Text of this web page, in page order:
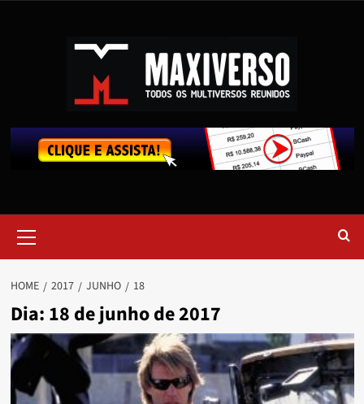
HOME 2017 JUNHO 18
Dia: 18 de junho de 2017